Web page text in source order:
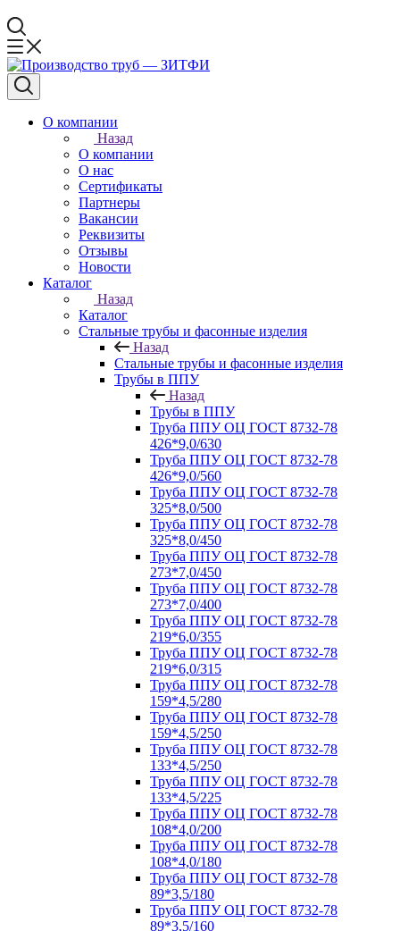
О компании
Назад
О компании
О нас
Сертификаты
Партнеры
Вакансии
Реквизиты
Отзывы
Новости
Каталог
Назад
Каталог
Стальные трубы и фасонные изделия
Назад
Стальные трубы и фасонные изделия
Трубы в ППУ
Назад
Трубы в ППУ
Труба ППУ ОЦ ГОСТ 8732-78
426*9,0/630
Труба ППУ ОЦ ГОСТ 8732-78
426*9,0/560
Труба ППУ ОЦ ГОСТ 8732-78
325*8,0/500
Труба ППУ ОЦ ГОСТ 8732-78
325*8,0/450
Труба ППУ ОЦ ГОСТ 8732-78
273*7,0/450
Труба ППУ ОЦ ГОСТ 8732-78
273*7,0/400
Труба ППУ ОЦ ГОСТ 8732-78
219*6,0/355
Труба ППУ ОЦ ГОСТ 8732-78
219*6,0/315
Труба ППУ ОЦ ГОСТ 8732-78
159*4,5/280
Труба ППУ ОЦ ГОСТ 8732-78
159*4,5/250
Труба ППУ ОЦ ГОСТ 8732-78
133*4,5/250
Труба ППУ ОЦ ГОСТ 8732-78
133*4,5/225
Труба ППУ ОЦ ГОСТ 8732-78
108*4,0/200
Труба ППУ ОЦ ГОСТ 8732-78
108*4,0/180
Труба ППУ ОЦ ГОСТ 8732-78
89*3,5/180
Труба ППУ ОЦ ГОСТ 8732-78
89*3,5/160